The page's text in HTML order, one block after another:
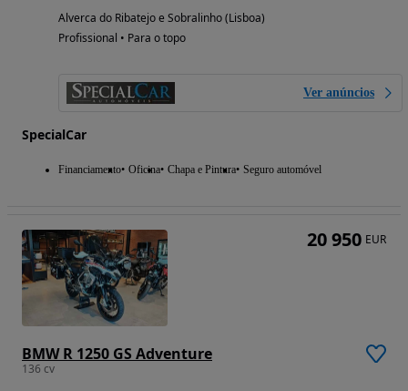
Alverca do Ribatejo e Sobralinho (Lisboa)
Profissional • Para o topo
Ver anúncios
SpecialCar
Financiamento Oficina Chapa e Pintura Seguro automóvel
BMW R 1250 GS Adventure
136 cv
20 950 EUR